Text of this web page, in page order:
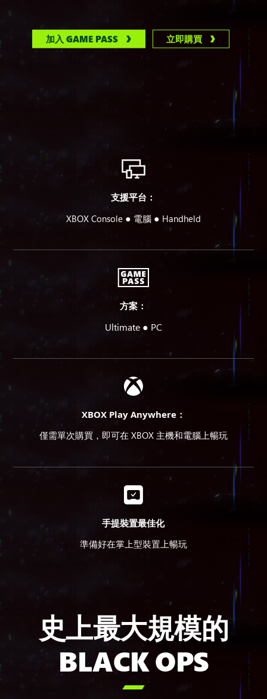
加入 GAME PASS 立即購買
支援平台：
XBOX Console ● 電腦 ● Handheld
方案：
Ultimate ● PC
XBOX Play Anywhere：
僅需單次購買，即可在 XBOX 主機和電腦上暢玩
手提裝置最佳化
準備好在掌上型裝置上暢玩
史上最大規模的
BLACK OPS
